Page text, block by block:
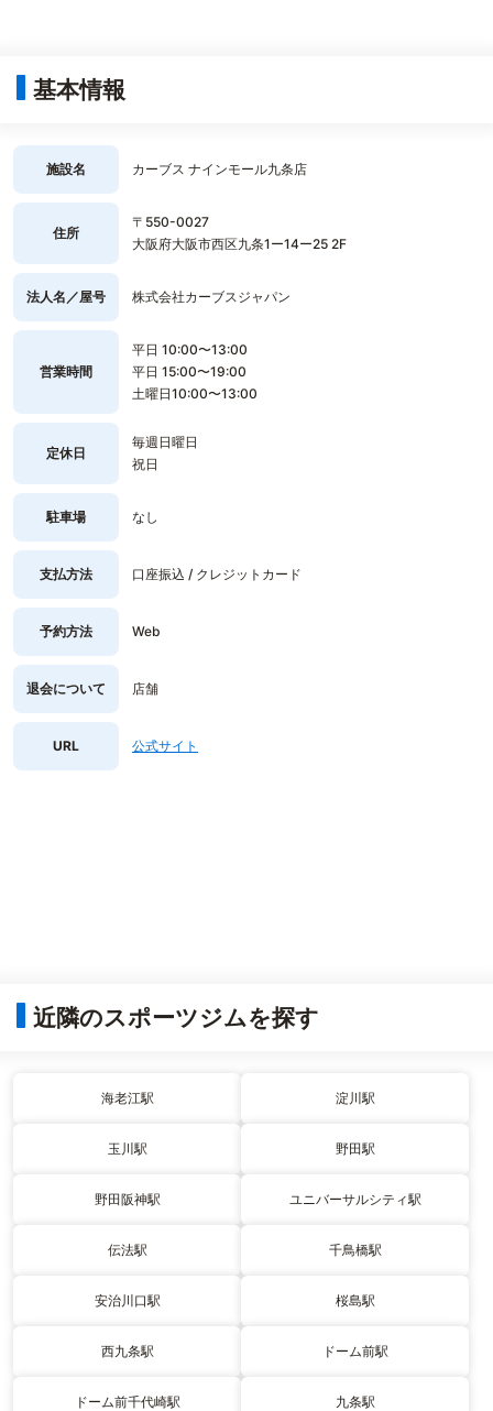
基本情報
施設名 カーブス ナインモール九条店
住所
〒550-0027
大阪府大阪市西区九条1ー14ー25 2F
法人名／屋号 株式会社カーブスジャパン
営業時間
平日 10:00〜13:00
平日 15:00〜19:00
土曜日10:00〜13:00
定休日
毎週日曜日
祝日
駐車場 なし
支払方法 口座振込 / クレジットカード
予約方法 Web
退会について 店舗
URL 公式サイト
近隣のスポーツジムを探す
海老江駅 淀川駅
玉川駅 野田駅
野田阪神駅 ユニバーサルシティ駅
伝法駅 千鳥橋駅
安治川口駅 桜島駅
西九条駅 ドーム前駅
ドーム前千代崎駅 九条駅